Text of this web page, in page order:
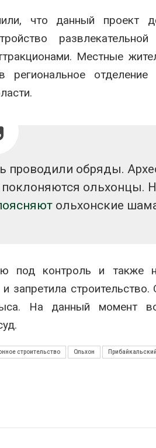
что данный проект
Местные
региональное
проводили обряды.
ольхонцы.
ольхонские
под контроль и также
запретила строительство.
На данный момент
строительство Ольхон